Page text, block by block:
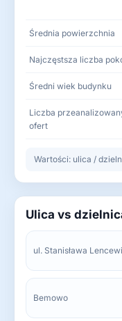
Średnia powierzchnia
Najczęstsza liczba
Średni wiek budynku
Liczba
ofert
Wartości: ulica /
Ulica vs
ul. Stanisława
Bemowo